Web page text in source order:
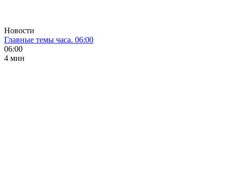
Новости
Главные темы часа. 06:00
06:00
4 мин